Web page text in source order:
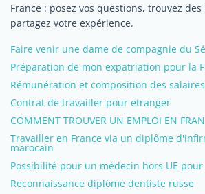
France : posez vos questions, trouvez
partagez votre expérience.
Faire venir une dame de compagnie du
Préparation de mon expatriation pour la
Rémunération et composition des
Contrat de travailler pour etranger
COMMENT TROUVER UN EMPLOI EN
Travailler en France via un diplôme
marocain
Possibilité pour un médecin hors UE
Reconnaissance diplôme dentiste russe